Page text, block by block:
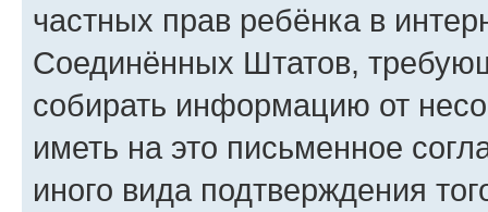
частных прав ребёнка в
Соединённых Штатов,
собирать информацию от
иметь на это письменное
иного вида подтверждения